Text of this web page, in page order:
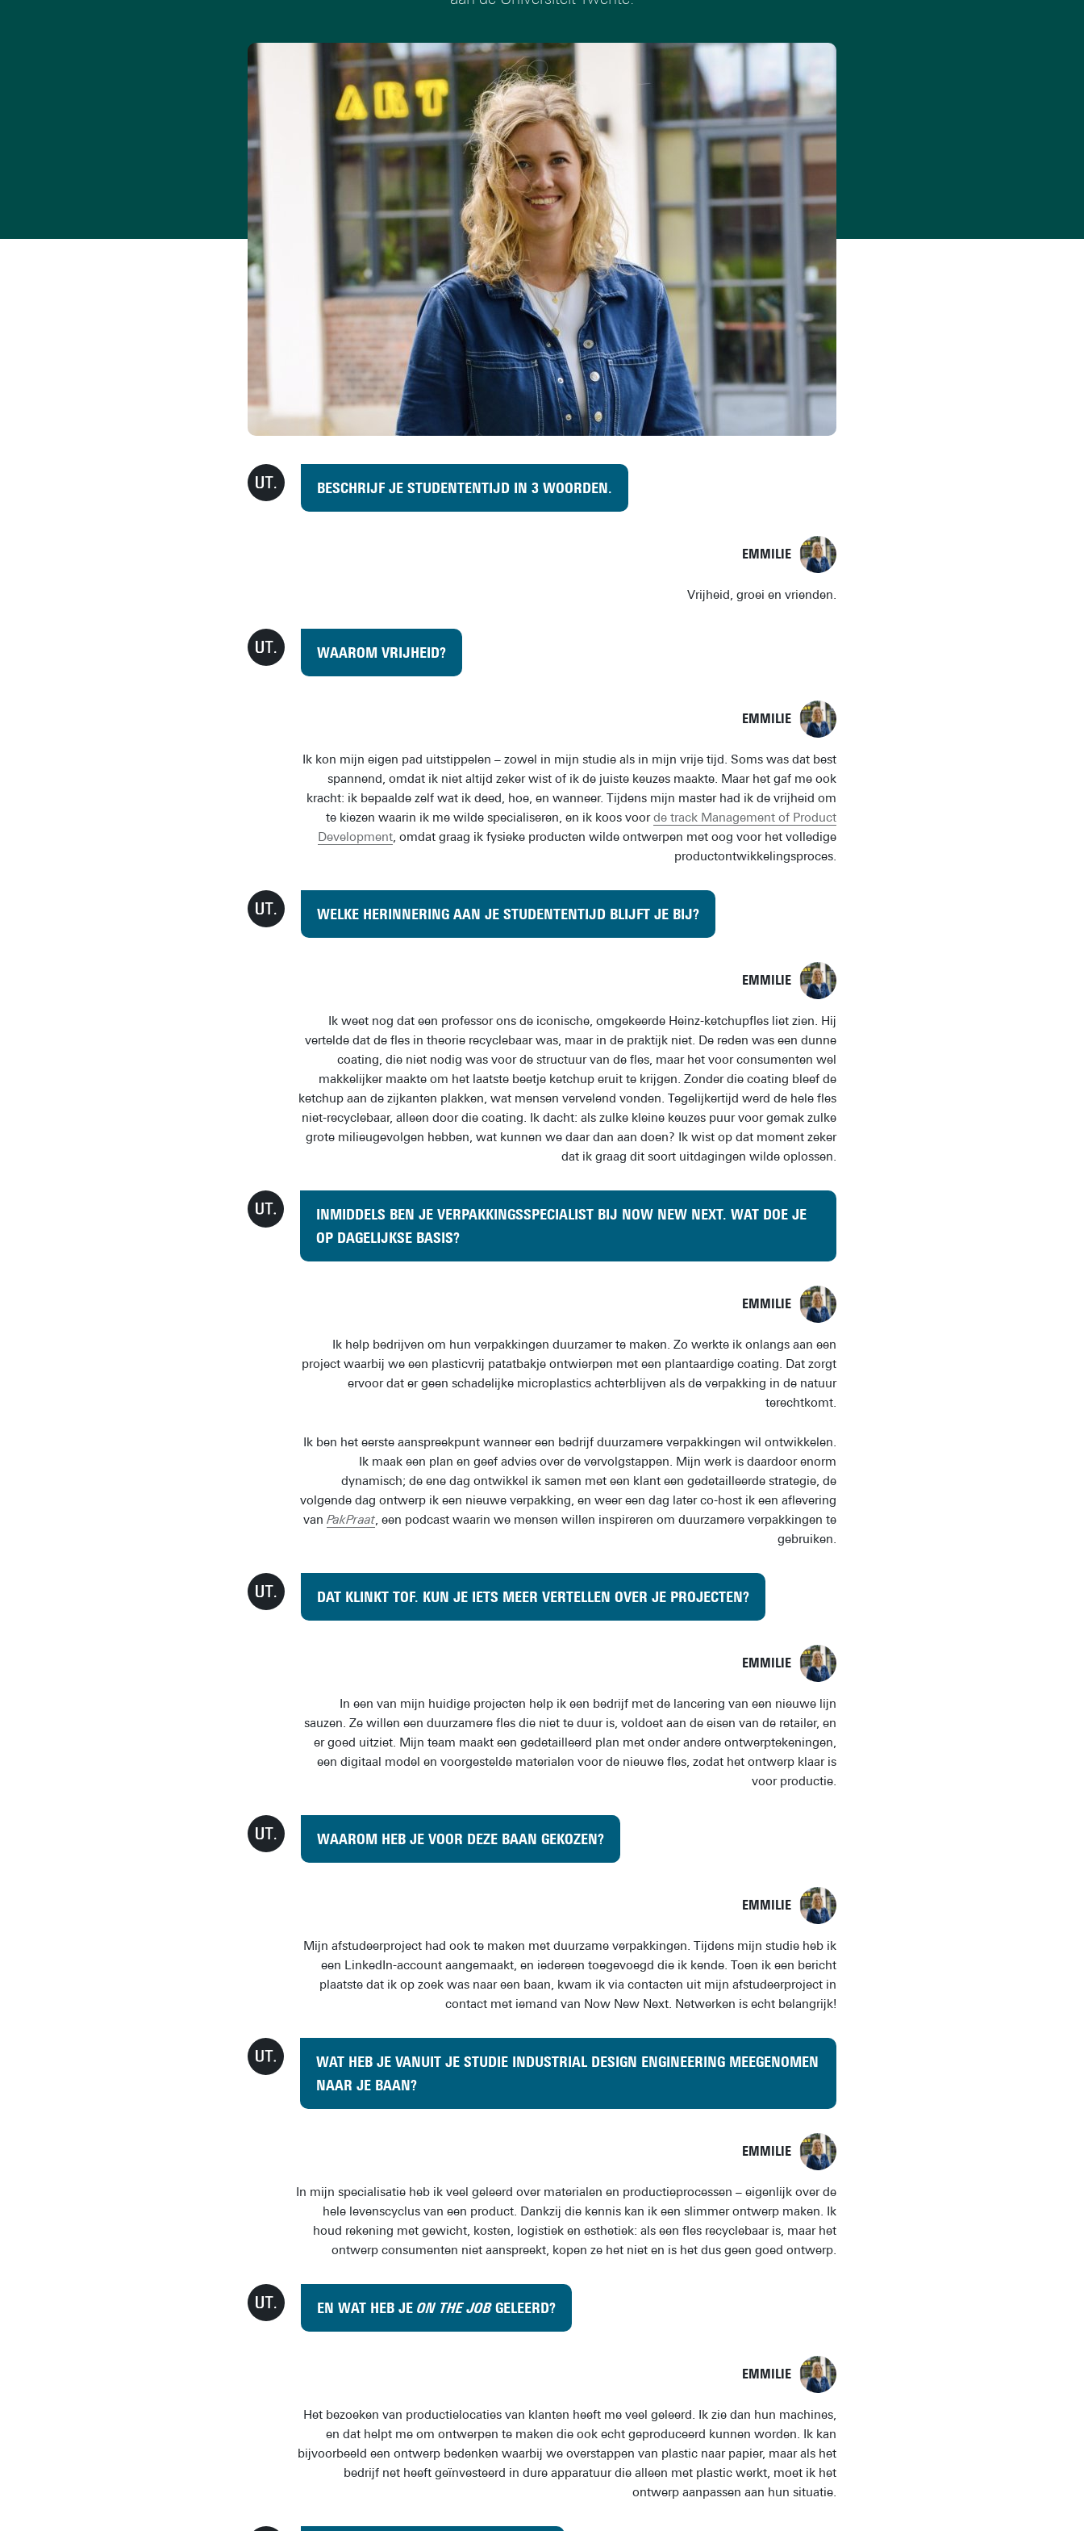
BESCHRIJF JE STUDENTENTIJD IN 3 WOORDEN.
EMMILIE
Vrijheid, groei en vrienden.
WAAROM VRIJHEID?
EMMILIE
Ik kon mijn eigen pad uitstippelen – zowel in mijn studie als in mijn vrije tijd. Soms was dat best
spannend, omdat ik niet altijd zeker wist of ik de juiste keuzes maakte. Maar het gaf me ook
kracht: ik bepaalde zelf wat ik deed, hoe, en wanneer. Tijdens mijn master had ik de vrijheid om
te kiezen waarin ik me wilde specialiseren, en ik koos voorde track Management of Product
Development , omdat graag ik fysieke producten wilde ontwerpen met oog voor het volledige
productontwikkelingsproces.
WELKE HERINNERING AAN JE STUDENTENTIJD BLIJFT JE BIJ?
EMMILIE
Ik weet nog dat een professor ons de iconische, omgekeerde Heinz-ketchupfles liet zien. Hij
vertelde dat de fles in theorie recyclebaar was, maar in de praktijk niet. De reden was een dunne
coating, die niet nodig was voor de structuur van de fles, maar het voor consumenten wel
makkelijker maakte om het laatste beetje ketchup eruit te krijgen. Zonder die coating bleef de
ketchup aan de zijkanten plakken, wat mensen vervelend vonden. Tegelijkertijd werd de hele fles
niet-recyclebaar, alleen door die coating. Ik dacht: als zulke kleine keuzes puur voor gemak zulke
grote milieugevolgen hebben, wat kunnen we daar dan aan doen? Ik wist op dat moment zeker
dat ik graag dit soort uitdagingen wilde oplossen.
INMIDDELS BEN JE VERPAKKINGSSPECIALIST BIJ NOW NEW NEXT. WAT DOE JE
OP DAGELIJKSE BASIS?
EMMILIE
Ik help bedrijven om hun verpakkingen duurzamer te maken. Zo werkte ik onlangs aan een
project waarbij we een plasticvrij patatbakje ontwierpen met een plantaardige coating. Dat zorgt
ervoor dat er geen schadelijke microplastics achterblijven als de verpakking in de natuur
terechtkomt.
Ik ben het eerste aanspreekpunt wanneer een bedrijf duurzamere verpakkingen wil ontwikkelen.
Ik maak een plan en geef advies over de vervolgstappen. Mijn werk is daardoor enorm
dynamisch; de ene dag ontwikkel ik samen met een klant een gedetailleerde strategie, de
volgende dag ontwerp ik een nieuwe verpakking, en weer een dag later co-host ik een aflevering
van PakPraat , een podcast waarin we mensen willen inspireren om duurzamere verpakkingen te
gebruiken.
DAT KLINKT TOF. KUN JE IETS MEER VERTELLEN OVER JE PROJECTEN?
EMMILIE
In een van mijn huidige projecten help ik een bedrijf met de lancering van een nieuwe lijn
sauzen. Ze willen een duurzamere fles die niet te duur is, voldoet aan de eisen van de retailer, en
er goed uitziet. Mijn team maakt een gedetailleerd plan met onder andere ontwerptekeningen,
een digitaal model en voorgestelde materialen voor de nieuwe fles, zodat het ontwerp klaar is
voor productie.
WAAROM HEB JE VOOR DEZE BAAN GEKOZEN?
EMMILIE
Mijn afstudeerproject had ook te maken met duurzame verpakkingen. Tijdens mijn studie heb ik
een LinkedIn-account aangemaakt, en iedereen toegevoegd die ik kende. Toen ik een bericht
plaatste dat ik op zoek was naar een baan, kwam ik via contacten uit mijn afstudeerproject in
contact met iemand van Now New Next. Netwerken is echt belangrijk!
WAT HEB JE VANUIT JE STUDIE INDUSTRIAL DESIGN ENGINEERING MEEGENOMEN
NAAR JE BAAN?
EMMILIE
In mijn specialisatie heb ik veel geleerd over materialen en productieprocessen – eigenlijk over de
hele levenscyclus van een product. Dankzij die kennis kan ik een slimmer ontwerp maken. Ik
houd rekening met gewicht, kosten, logistiek en esthetiek: als een fles recyclebaar is, maar het
ontwerp consumenten niet aanspreekt, kopen ze het niet en is het dus geen goed ontwerp.
EN WAT HEB JE ON THE JOBGELEERD?
EMMILIE
Het bezoeken van productielocaties van klanten heeft me veel geleerd. Ik zie dan hun machines,
en dat helpt me om ontwerpen te maken die ook echt geproduceerd kunnen worden. Ik kan
bijvoorbeeld een ontwerp bedenken waarbij we overstappen van plastic naar papier, maar als het
bedrijf net heeft geïnvesteerd in dure apparatuur die alleen met plastic werkt, moet ik het
ontwerp aanpassen aan hun situatie.